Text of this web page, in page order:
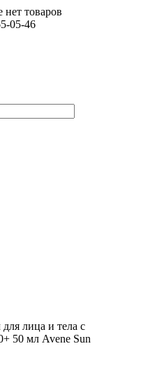
нет товаров
05-46
лица и тела с
50 мл Avene Sun